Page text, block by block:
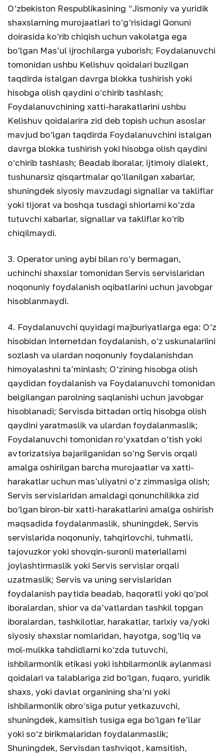
O‘zbekiston Respublikasining “Jismoniy va yuridik
shaxslarning murojaatlari to‘g‘risidagi Qonuni
doirasida ko‘rib chiqish uchun vakolatga ega
bo‘lgan Mas’ul ijrochilarga yuborish; Foydalanuvchi
tomonidan ushbu Kelishuv qoidalari buzilgan
taqdirda istalgan davrga blokka tushirish yoki
hisobga olish qaydini o‘chirib tashlash;
Foydalanuvchining xatti-harakatlarini ushbu
Kelishuv qoidalariга zid deb topish uchun asoslar
mavjud bo‘lgan taqdirda Foydalanuvchini istalgan
davrga blokka tushirish yoki hisobga olish qaydini
o‘chirib tashlash; Beadab iboralar, ijtimoiy dialekt,
tushunarsiz qisqartmalar qo‘llanilgan xabarlar,
shuningdek siyosiy mavzudagi signallar va takliflar
yoki tijorat va boshqa tusdagi shiorlarni ko‘zda
tutuvchi xabarlar, signallar va takliflar ko‘rib
chiqilmaydi.
3. Operator uning aybi bilan ro‘y bermagan,
uchinchi shaxslar tomonidan Servis servislaridan
noqonuniy foydalanish oqibatlarini uchun javobgar
hisoblanmaydi.
4. Foydalanuvchi quyidagi majburiyatlarga ega: O‘z
hisobidan Internetdan foydalanish, o‘z uskunalariini
sozlash va ulardan noqonuniy foydalanishdan
himoyalashni ta’minlash; O‘zining hisobga olish
qaydidan foydalanish va Foydalanuvchi tomonidan
belgilangan parolning saqlanishi uchun javobgar
hisoblanadi; Servisda bittadan ortiq hisobga olish
qaydini yaratmaslik va ulardan foydalanmaslik;
Foydalanuvchi tomonidan ro‘yxatdan o‘tish yoki
avtorizatsiya bajarilganidan so‘ng Servis orqali
amalga oshirilgan barcha murojaatlar va xatti-
harakatlar uchun mas’uliyatni o‘z zimmasiga olish;
Servis servislaridan amaldagi qonunchilikka zid
bo‘lgan biron-bir xatti-harakatlarini amalga oshirish
maqsadida foydalanmaslik, shuningdek, Servis
servislarida noqonuniy, tahqirlovchi, tuhmatli,
tajovuzkor yoki shovqin-suronli materiallarni
joylashtirmaslik yoki Servis servislar orqali
uzatmaslik; Servis va uning servislaridan
foydalanish paytida beadab, haqoratli yoki qo‘pol
iboralardan, shior va da’vatlardan tashkil topgan
iboralardan, tashkilotlar, harakatlar, tarixiy va/yoki
siyosiy shaxslar nomlaridan, hayotga, sog‘liq va
mol-mulkka tahdidlarni ko‘zda tutuvchi,
ishbilarmonlik etikasi yoki ishbilarmonlik aylanmasi
qoidalari va talablariga zid bo‘lgan, fuqaro, yuridik
shaxs, yoki davlat organining sha’ni yoki
ishbilarmonlik obro‘siga putur yetkazuvchi,
shuningdek, kamsitish tusiga ega bo‘lgan fe’llar
yoki so‘z birikmalaridan foydalanmaslik;
Shuningdek, Servisdan tashviqot, kamsitish,